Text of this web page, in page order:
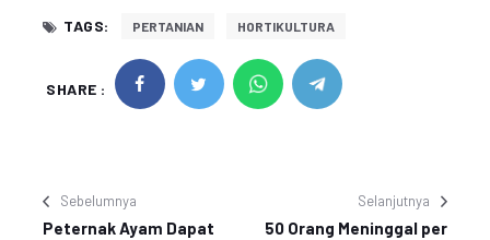
TAGS: PERTANIAN HORTIKULTURA
SHARE :
Sebelumnya
Peternak Ayam Dapat
Selanjutnya
50 Orang Meninggal per